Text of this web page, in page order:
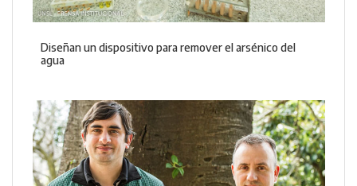
Diseñan un dispositivo para remover el arsénico del
agua